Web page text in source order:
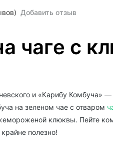
Добавить отзыв
чаге с
и «Карибу Комбуча» —
на зеленом чае с отваром
клюквы. Пейте
полезно!